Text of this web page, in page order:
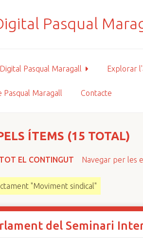
Pasqual Maragall Explorar
Pasqual Maragall Contacte
ÍTEMS (15 TOTAL)
EL CONTINGUT Navegar per les
"Moviment sindical"
del Seminari